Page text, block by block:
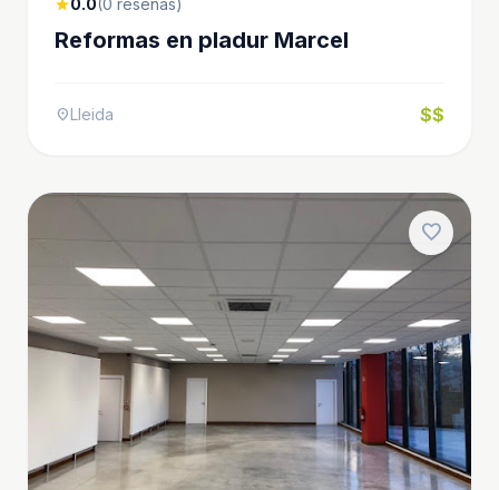
star
Reformas en pladur Marcel
location_onLleida $$
favorite